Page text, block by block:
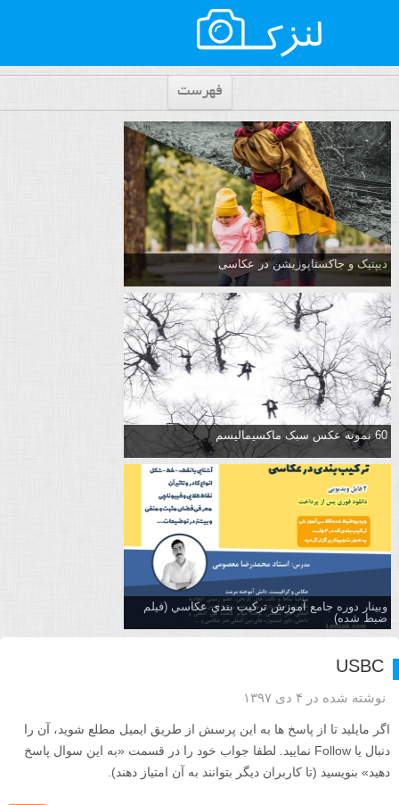
فهرست
دیپتیک و جاکستا‌پوزیشن در عکاسی
60 نمونه عکس سبک ماکسیمالیسم
وبینار دوره جامع آموزش تركيب بندي عكاسي (فیلم
ضبط شده)
USBC
نوشته شده در ۴ دی ۱۳۹۷
اگر مایلید تا از پاسخ ها به این پرسش از طریق ایمیل مطلع شوید، آن را
دنبال یا Follow نمایید. لطفا جواب خود را در قسمت «به این سوال پاسخ
دهید» بنویسید (تا کاربران دیگر بتوانند به آن امتیاز دهند).